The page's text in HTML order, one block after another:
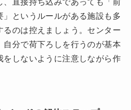
」というルールがある施設も多
るのは控えましょう。センター
自分で荷下ろしを行うのが基本
をしないように注意しながら作